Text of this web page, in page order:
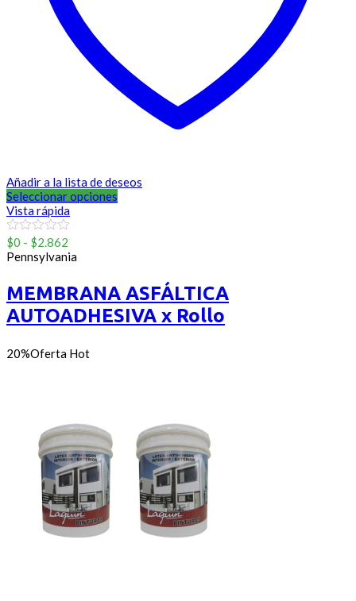
Añadir a la lista de deseos
Seleccionar opciones
Vista rápida
0
out
of
$0 - $2.862
de
desde
$0
hasta
$2.862
Pennsylvania
MEMBRANA ASFÁLTICA
AUTOADHESIVA x Rollo
20%Oferta Hot